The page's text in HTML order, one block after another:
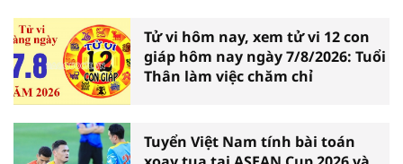
Tử vi hôm nay, xem tử vi 12 con
giáp hôm nay ngày 7/8/2026: Tuổi
Thân làm việc chăm chỉ
Tuyển Việt Nam tính bài toán